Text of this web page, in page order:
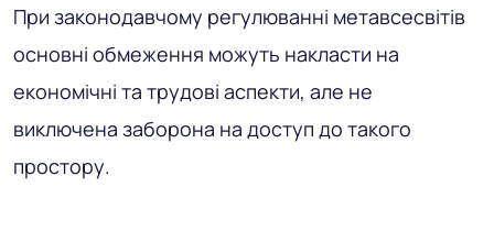
При законодавчому регулюванні метавсесвітів
основні обмеження можуть накласти на
економічні та трудові аспекти, але не
виключена заборона на доступ до такого
простору.